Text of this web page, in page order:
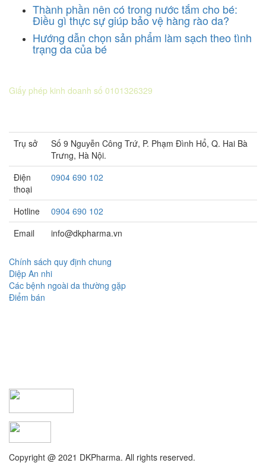
Thành phần nên có trong nước tắm cho bé:
Điều gì thực sự giúp bảo vệ hàng rào da?
Hướng dẫn chọn sản phẩm làm sạch theo tình
trạng da của bé
Giấy phép kinh doanh số 0101326329
Trụ sở
Số 9 Nguyễn Công Trứ, P. Phạm Đình Hổ, Q. Hai Bà
Trưng, Hà Nội.
Điện
thoại
0904 690 102
Hotline
0904 690 102
Email
info@dkpharma.vn
Chính sách quy định chung
Diệp An nhi
Các bệnh ngoài da thường gặp
Điểm bán
Copyright @ 2021 DKPharma. All rights reserved.